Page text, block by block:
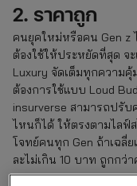
2. ราคาถูก
คนยุคใหม่หรือคน Gen z
ต้องใช้ให้ประหยัดที่สุด จ
Luxury จัดเต็มทุกความคุ้
ต้องการใช้แบบ Loud
insurverse สามารถปรั
ไหนก็ได้ ให้ตรงตามไลฟ์
โจทย์คนทุก Gen ถ้าเฉลี่
ละไม่เกิน 10 บาท ถูกกว่